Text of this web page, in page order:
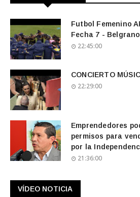
Futbol Femenino
Fecha 7 -
22:45:00
CONCIERTO
22:29:00
Emprendedores
permisos para
por la
21:36:00
VÍDEO NOTICIA